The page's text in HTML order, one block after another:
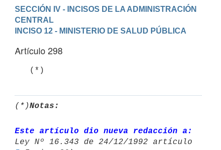
SECCIÓN IV - INCISOS DE LA ADMINISTRACIÓN
CENTRAL
INCISO 12 - MINISTERIO DE SALUD PÚBLICA
Artículo 298
   (*)
(*)Notas:
Este artículo dio nueva redacción a: